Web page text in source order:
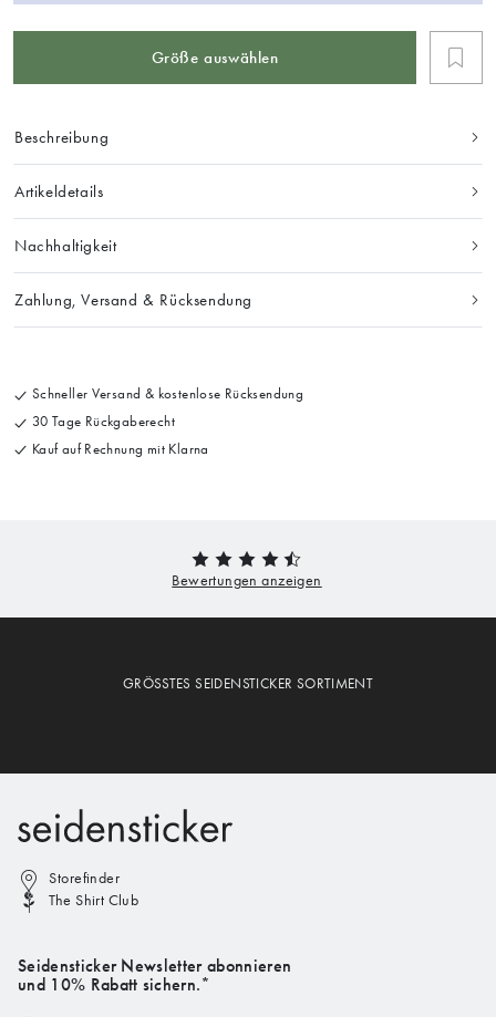
Größe auswählen
Beschreibung
Artikeldetails
Nachhaltigkeit
Zahlung, Versand & Rücksendung
Schneller Versand & kostenlose Rücksendung
30 Tage Rückgaberecht
Kauf auf Rechnung mit Klarna
GRÖSSTES SEIDENSTICKER SORTIMENT
Storefinder
The Shirt Club
Seidensticker Newsletter abonnieren
und 10% Rabatt sichern.*